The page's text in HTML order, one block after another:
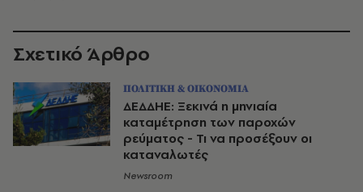
Σχετικό Άρθρο
ΠΟΛΙΤΙΚΗ & ΟΙΚΟΝΟΜΙΑ
ΔΕΔΔΗΕ: Ξεκινά η μηνιαία
καταμέτρηση των παροχών
ρεύματος - Τι να προσέξουν οι
καταναλωτές
Newsroom